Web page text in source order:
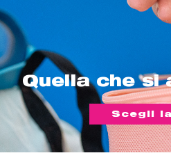
Quella che si
Scegli